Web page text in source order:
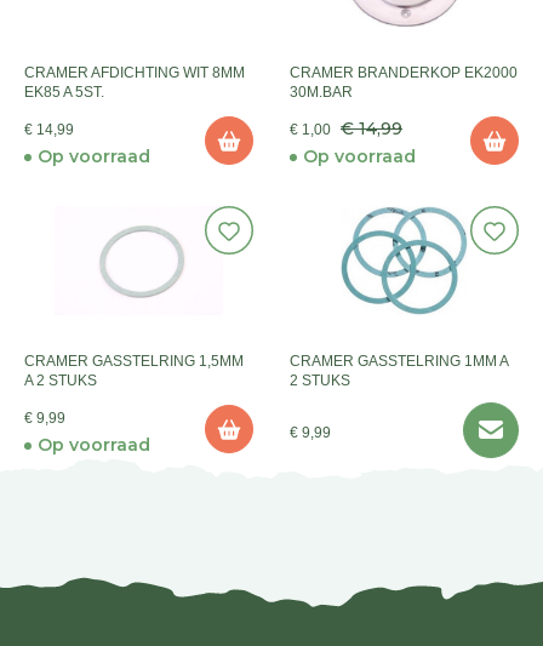
CRAMER AFDICHTING WIT 8MM
EK85 A 5ST.
€ 14,99
Op voorraad
CRAMER BRANDERKOP EK2000
30M.BAR
€ 1,00 € 14,99
Op voorraad
CRAMER GASSTELRING 1,5MM
A 2 STUKS
€ 9,99
Op voorraad
CRAMER GASSTELRING 1MM A
2 STUKS
€ 9,99